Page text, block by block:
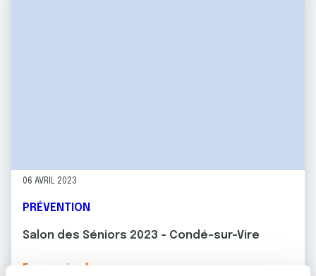
06 AVRIL 2023
PRÉVENTION
Salon des Séniors 2023 - Condé-sur-Vire
En savoir plus